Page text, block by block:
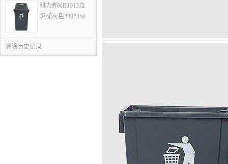
科力邦KB1013垃
圾桶灰色330*450
清除历史记录